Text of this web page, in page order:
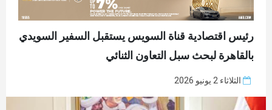
رئيس اقتصادية قناة السويس يستقبل السفير السويدي
بالقاهرة لبحث سبل التعاون الثنائي
الثلاثاء 2 يونيو 2026